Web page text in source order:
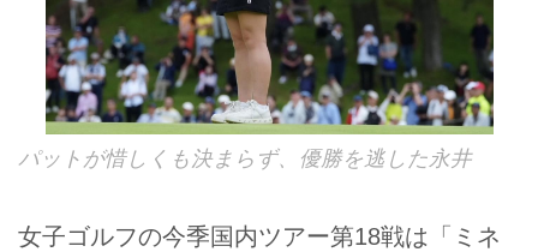
パットが惜しくも決まらず、優勝を逃した永井
女子ゴルフの今季国内ツアー第18戦は「ミネ